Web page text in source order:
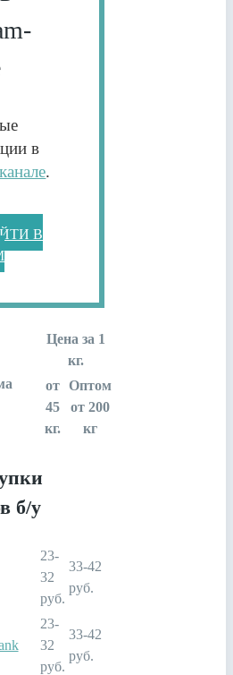
в
.
В
Цена за 1
кг.
от
45
кг.
Оптом
от 200
кг
б/у
23-
32
руб.
33-42
руб.
23-
32
руб.
33-42
руб.